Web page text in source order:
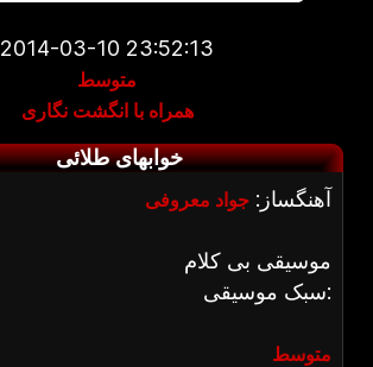
2014-03-10 23:52:13
متوسط
همراه با انگشت نگاری
خوابهای طلائی
آهنگساز: جواد معروفی
موسیقی بی کلام
سبک موسیقی:
متوسط